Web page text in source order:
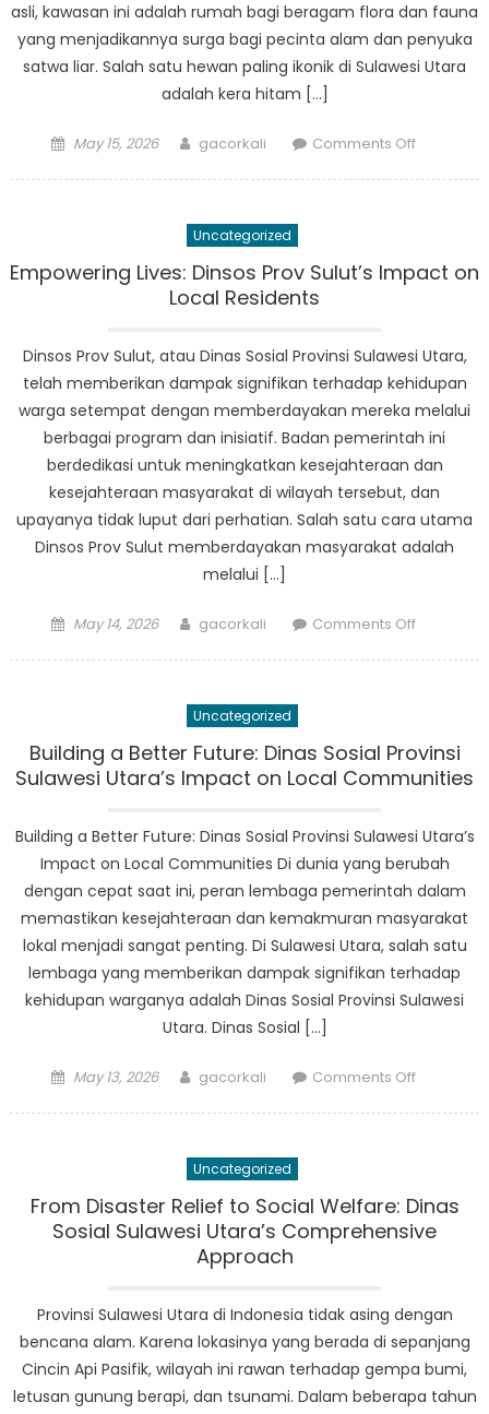
asli, kawasan ini adalah rumah bagi beragam flora dan fauna
yang menjadikannya surga bagi pecinta alam dan penyuka
satwa liar. Salah satu hewan paling ikonik di Sulawesi Utara
adalah kera hitam […]
Posted
May 15, 2026 Author
gacorkali Comments Offon
Sulawesi
Uncategorized
Empowering Lives: Dinsos Prov Sulut’s Impact on
Local Residents
Dinsos Prov Sulut, atau Dinas Sosial Provinsi Sulawesi Utara,
telah memberikan dampak signifikan terhadap kehidupan
warga setempat dengan memberdayakan mereka melalui
berbagai program dan inisiatif. Badan pemerintah ini
berdedikasi untuk meningkatkan kesejahteraan dan
kesejahteraan masyarakat di wilayah tersebut, dan
upayanya tidak luput dari perhatian. Salah satu cara utama
Dinsos Prov Sulut memberdayakan masyarakat adalah
melalui […]
Posted
May 14, 2026 Author
gacorkali Comments Offon
Sulut’s
Impact
Residents
Uncategorized
Building a Better Future: Dinas Sosial Provinsi
Sulawesi Utara’s Impact on Local Communities
Building a Better Future: Dinas Sosial Provinsi Sulawesi Utara’s
Impact on Local Communities Di dunia yang berubah
dengan cepat saat ini, peran lembaga pemerintah dalam
memastikan kesejahteraan dan kemakmuran masyarakat
lokal menjadi sangat penting. Di Sulawesi Utara, salah satu
lembaga yang memberikan dampak signifikan terhadap
kehidupan warganya adalah Dinas Sosial Provinsi Sulawesi
Utara. Dinas Sosial […]
Posted
May 13, 2026 Author
gacorkali Comments Offon
Dinas
Sosial
Impact
on
Local
Uncategorized
From Disaster Relief to Social Welfare: Dinas
Sosial Sulawesi Utara’s Comprehensive
Approach
Provinsi Sulawesi Utara di Indonesia tidak asing dengan
bencana alam. Karena lokasinya yang berada di sepanjang
Cincin Api Pasifik, wilayah ini rawan terhadap gempa bumi,
letusan gunung berapi, dan tsunami. Dalam beberapa tahun